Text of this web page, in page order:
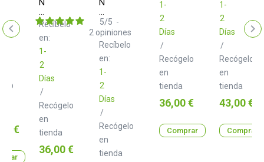
€
Neo
d+
XLR
Class
B
1.0
m
Recíbelo
en:
1-
2
Días
/
Recógelo
en
tienda
Precio
36,00 €
Neo
d+
XLR
Class
B
3.0
m
Recíbelo
en:
1-
2
Días
/
Recógelo
en
tienda
5/5 -
2 opiniones
1-
2
Días
/
Recógelo
en
tienda
Precio
36,00 €
Comprar
1-
2
Días
/
Recógelo
en
tienda
Precio
43,00 €
Comprar